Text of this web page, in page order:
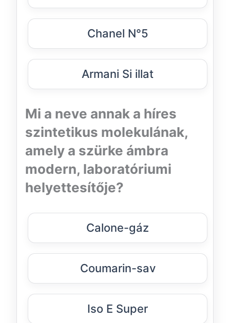
Chanel N°5
Armani Si illat
Mi a neve annak a híres
szintetikus molekulának,
amely a szürke ámbra
modern, laboratóriumi
helyettesítője?
Calone-gáz
Coumarin-sav
Iso E Super